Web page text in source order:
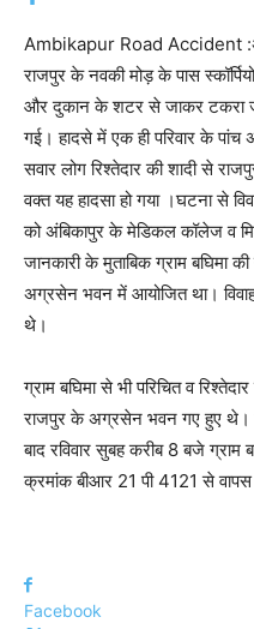
Ambikapur Road Accident
राजपुर के नवकी मोड़ के पास
और दुकान के शटर से जाकर टकरा
गई। हादसे में एक ही परिवार के पांच
सवार लोग रिश्तेदार की शादी से
वक्त यह हादसा हो गया ।घटना से
को अंबिकापुर के मेडिकल कॉलेज व
जानकारी के मुताबिक ग्राम बघिमा
अग्रसेन भवन में आयोजित था।
थे।
ग्राम बघिमा से भी परिचित व
राजपुर के अग्रसेन भवन गए हुए थे।
बाद रविवार सुबह करीब 8 बजे ग्राम
क्रमांक बीआर 21 पी 4121 से
Facebook